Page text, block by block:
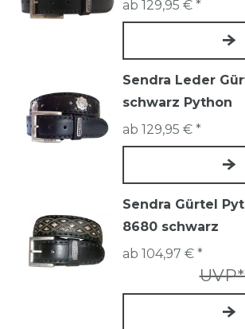
ab 129,95 € *
Sendra Leder
schwarz Python
ab 129,95 € *
Sendra Gürtel
8680 schwarz
ab 104,97 € *